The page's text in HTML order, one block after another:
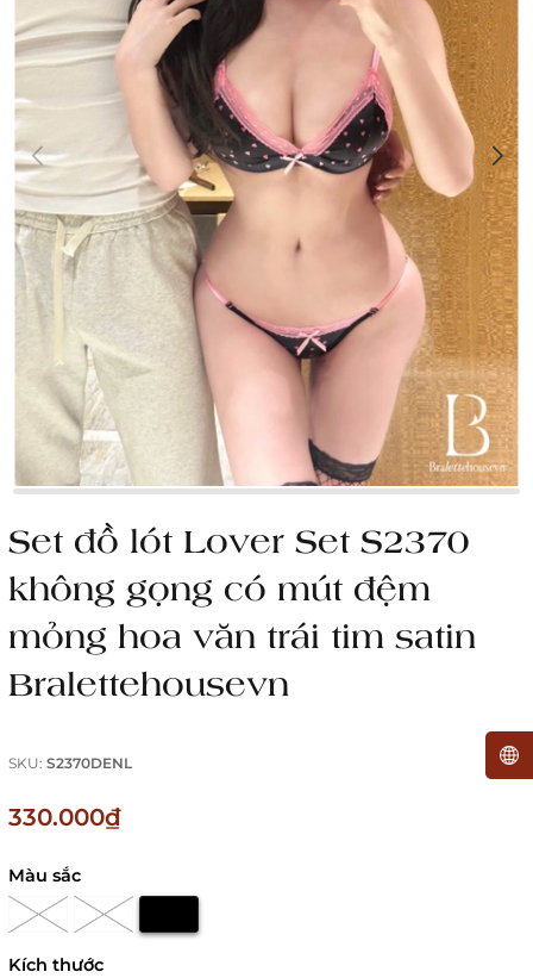
Set đồ lót Lover Set S2370
không gọng có mút đệm
mỏng hoa văn trái tim satin
Bralettehousevn
SKU: S2370DENL
330.000₫
Màu sắc
Kích thước